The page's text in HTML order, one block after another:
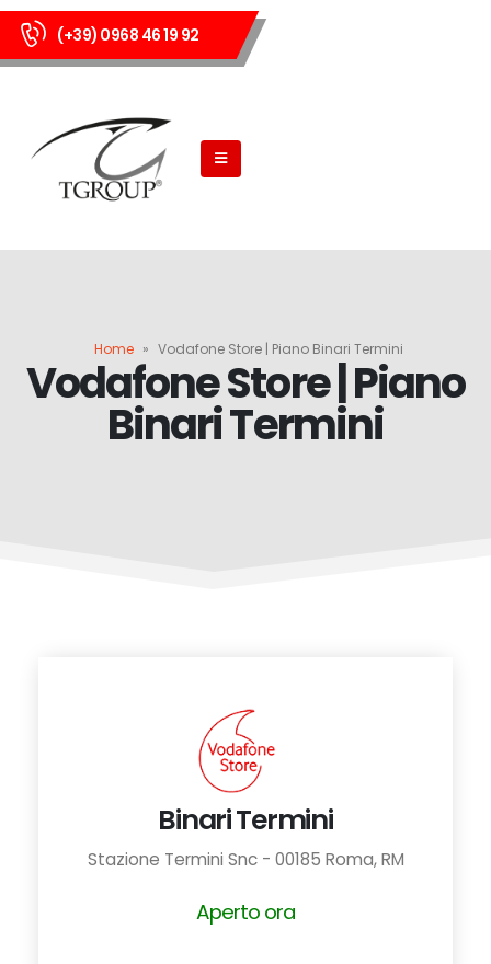
(+39) 0968 46 19 92
Home » Vodafone Store | Piano Binari Termini
Vodafone Store | Piano
Binari Termini
Binari Termini
Stazione Termini Snc - 00185 Roma, RM
Aperto ora